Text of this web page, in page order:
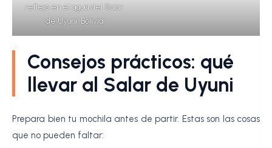
reflejo en el agua del Salar
de Uyuni, Bolivia
Consejos prácticos: qué
llevar al Salar de Uyuni
Prepara bien tu mochila antes de partir. Estas son las cosas
que no pueden faltar: